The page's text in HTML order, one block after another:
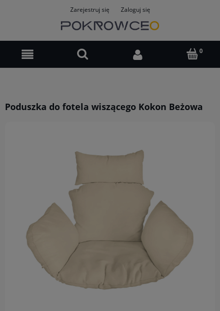
Zarejestruj się Zaloguj się
Poduszka do fotela wiszącego Kokon Beżowa